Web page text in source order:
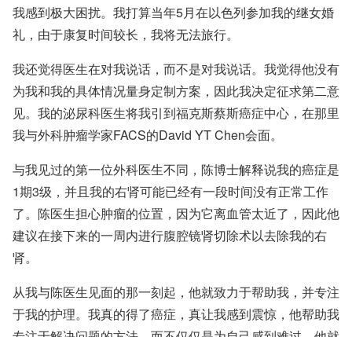
我感到极大困扰。我打算当年5月在以色列参加我的继女婚
礼，由于康复时间较长，我将无法旅行。
我还觉得医生在对我说话，而不是对我说话。我觉得他没有
为我和我的具体情况量身定制方案，因此我决定征求第二意
见。我的泌尿科医生将我引到福克斯蔡斯癌症中心，在那里
我与外科肿瘤学家FACS的David YT Chen会面。
与我见过的第一位外科医生不同，陈博士解释说我的癌症是
1期3级，并且我的右肾可能已经有一段时间没有正常工作
了。陈医生担心肿瘤的位置，因为它离血管太近了，因此他
建议在接下来的一周内进行腹腔镜肾切除术以去除我的右
肾。
从我与陈医生见面的那一刻起，他就致力于帮助我，并专注
于我的护理。我真的得了癌症，真让我感到震惊，他帮助我